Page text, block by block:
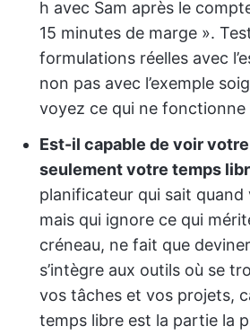
h avec Sam après le
15 minutes de marge ».
formulations réelles avec
non pas avec l’exemple
voyez ce qui ne fonctionne
Est-il capable de voir
seulement votre temps
planificateur qui sait quand
mais qui ignore ce qui
créneau, ne fait que
s’intègre aux outils où se
vos tâches et vos projets,
temps libre est la partie la